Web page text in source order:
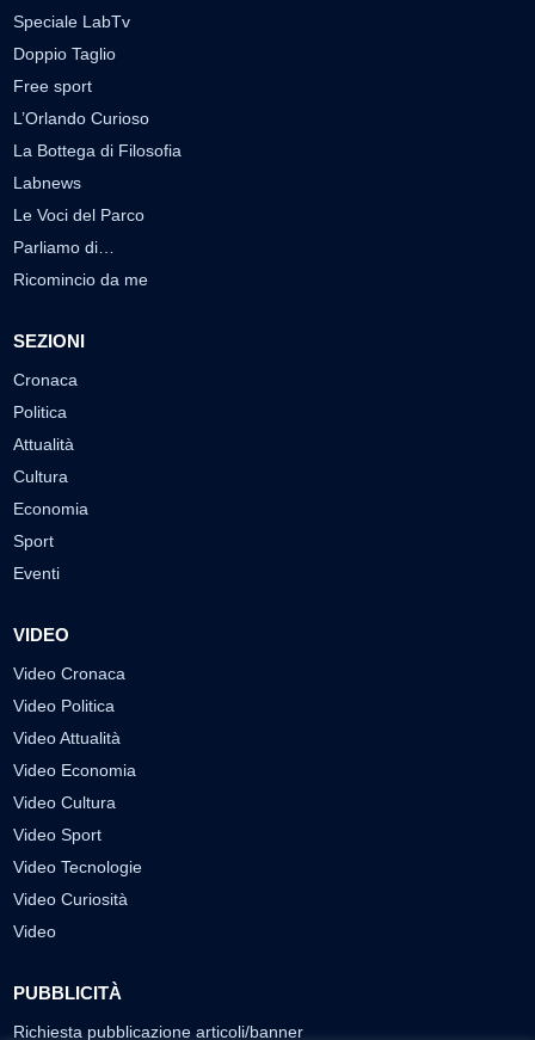
Speciale LabTv
Doppio Taglio
Free sport
L’Orlando Curioso
La Bottega di Filosofia
Labnews
Le Voci del Parco
Parliamo di…
Ricomincio da me
SEZIONI
Cronaca
Politica
Attualità
Cultura
Economia
Sport
Eventi
VIDEO
Video Cronaca
Video Politica
Video Attualità
Video Economia
Video Cultura
Video Sport
Video Tecnologie
Video Curiosità
Video
PUBBLICITÀ
Richiesta pubblicazione articoli/banner